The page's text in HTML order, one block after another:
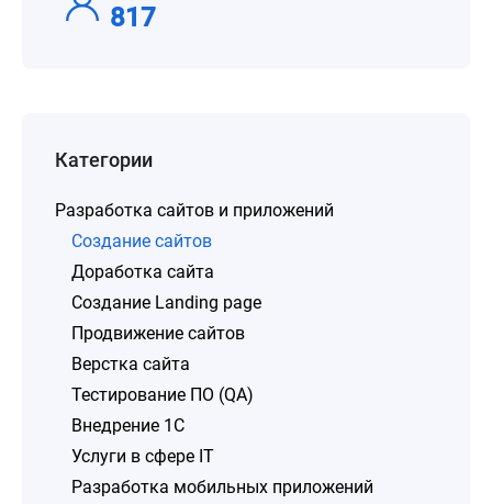
817
Категории
Разработка сайтов и приложений
Создание сайтов
Доработка сайта
Создание Landing page
Продвижение сайтов
Верстка сайта
Тестирование ПО (QA)
Внедрение 1C
Услуги в сфере IT
Разработка мобильных приложений